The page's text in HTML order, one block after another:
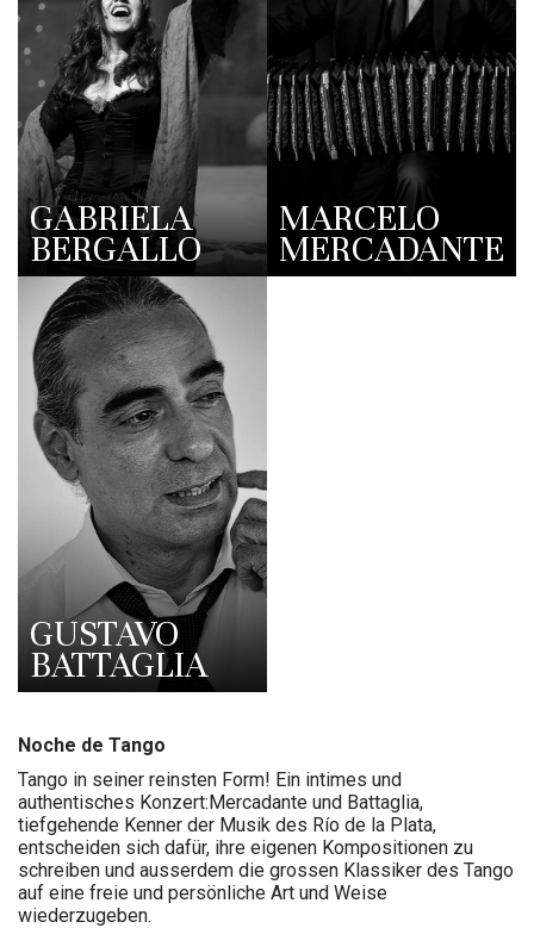
GABRIELA
BERGALLO
MARCELO
MERCADANTE
GUSTAVO
BATTAGLIA
Noche de Tango
Tango in seiner reinsten Form! Ein intimes und
authentisches Konzert:Mercadante und Battaglia,
tiefgehende Kenner der Musik des Río de la Plata,
entscheiden sich dafür, ihre eigenen Kompositionen zu
schreiben und ausserdem die grossen Klassiker des Tango
auf eine freie und persönliche Art und Weise
wiederzugeben.